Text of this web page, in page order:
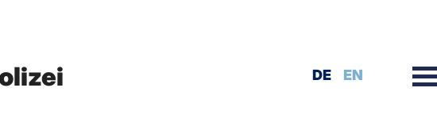
DE EN